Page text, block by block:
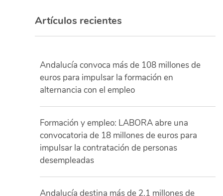
Artículos recientes
Andalucía convoca más de 108 millones de
euros para impulsar la formación en
alternancia con el empleo
Formación y empleo: LABORA abre una
convocatoria de 18 millones de euros para
impulsar la contratación de personas
desempleadas
Andalucía destina más de 2,1 millones de